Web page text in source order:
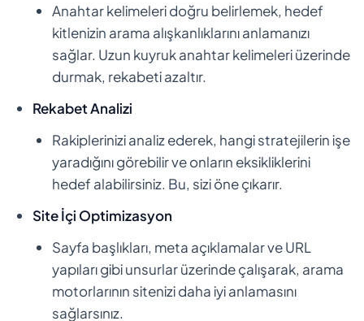
Anahtar kelimeleri doğru belirlemek, hedef
kitlenizin arama alışkanlıklarını anlamanızı
sağlar. Uzun kuyruk anahtar kelimeleri üzerinde
durmak, rekabeti azaltır.
Rekabet Analizi
Rakiplerinizi analiz ederek, hangi stratejilerin işe
yaradığını görebilir ve onların eksikliklerini
hedef alabilirsiniz. Bu, sizi öne çıkarır.
Site İçi Optimizasyon
Sayfa başlıkları, meta açıklamalar ve URL
yapıları gibi unsurlar üzerinde çalışarak, arama
motorlarının sitenizi daha iyi anlamasını
sağlarsınız.